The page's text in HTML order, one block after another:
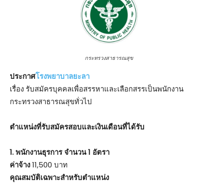
กระทรวงสาธารณสุข
ประกาศโรงพยาบาลยะลา
เรื่อง รับสมัครบุคคลเพื่อสรรหาและเลือกสรรเป็นพนักงาน
กระทรวงสาธารณสุขทั่วไป
ตําแหน่งที่รับสมัครสอบและเงินเดือนที่ได้รับ
1. พนักงานธุรการ จำนวน 1 อัตรา
ค่าจ้าง11,500 บาท
คุณสมบัติเฉพาะสำหรับตำแหน่ง